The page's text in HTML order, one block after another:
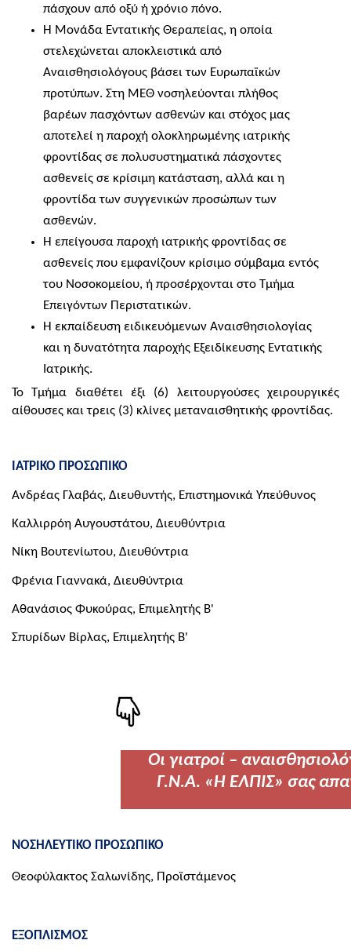
πάσχουν από οξύ ή χρόνιο πόνο.
Η Μονάδα Εντατικής Θεραπείας, η οποία
στελεχώνεται αποκλειστικά από
Αναισθησιολόγους βάσει των Ευρωπαϊκών
προτύπων. Στη ΜΕΘ νοσηλεύονται πλήθος
βαρέων πασχόντων ασθενών και στόχος μας
αποτελεί η παροχή ολοκληρωμένης ιατρικής
φροντίδας σε πολυσυστηματικά πάσχοντες
ασθενείς σε κρίσιμη κατάσταση, αλλά και η
φροντίδα των συγγενικών προσώπων των
ασθενών.
Η επείγουσα παροχή ιατρικής φροντίδας σε
ασθενείς που εμφανίζουν κρίσιμο σύμβαμα εντός
του Νοσοκομείου, ή προσέρχονται στο Τμήμα
Επειγόντων Περιστατικών.
Η εκπαίδευση ειδικευόμενων Αναισθησιολογίας
και η δυνατότητα παροχής Εξειδίκευσης Εντατικής
Ιατρικής.
Το Τμήμα διαθέτει έξι (6) λειτουργούσες χειρουργικές
αίθουσες και τρεις (3) κλίνες μεταναισθητικής φροντίδας.
ΙΑΤΡΙΚΟ ΠΡΟΣΩΠΙΚΟ
Ανδρέας Γλαβάς, Διευθυντής, Επιστημονικά Υπεύθυνος
Καλλιρρόη Αυγουστάτου, Διευθύντρια
Νίκη Βουτενίωτου, Διευθύντρια
Φρένια Γιαννακά, Διευθύντρια
Αθανάσιος Φυκούρας, Επιμελητής Β'
Σπυρίδων Βίρλας, Επιμελητής Β'
Οι γιατροί –
Γ.Ν.Α. «Η ΕΛΠΙΣ» σας
ΝΟΣΗΛΕΥΤΙΚΟ ΠΡΟΣΩΠΙΚΟ
Θεοφύλακτος Σαλωνίδης, Προϊστάμενος
ΕΞΟΠΛΙΣΜΟΣ